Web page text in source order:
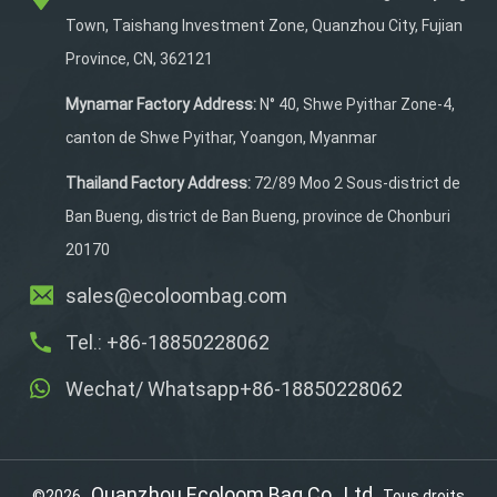
bandoulière est facile
d'accès. Bandes
et à l'arrière pour garder
tous vos effets
vous.
Town, Taishang Investment Zone, Quanzhou City, Fujian
Province, CN, 362121
Mynamar Factory Address:N° 40, Shwe Pyithar Zone-4,
canton de Shwe Pyithar, Yoangon, Myanmar
Thailand Factory Address:72/89 Moo 2 Sous-district de
Ban Bueng, district de Ban Bueng, province de Chonburi
20170
sales@ecoloombag.com
Tel.: +86-18850228062
Wechat/ Whatsapp+86-18850228062